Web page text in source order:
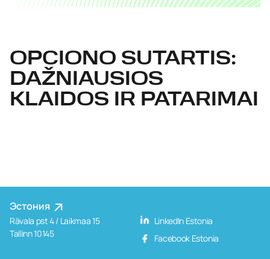
OPCIONO SUTARTIS:
DAŽNIAUSIOS
KLAIDOS IR PATARIMAI
Эстония
Rävala pst 4 / Laikmaa 15
Tallinn 10145
LinkedIn Estonia
Facebook Estonia